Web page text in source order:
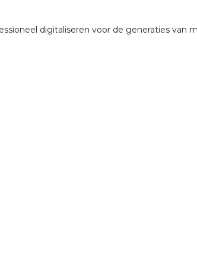
digitaliseren voor de generaties van